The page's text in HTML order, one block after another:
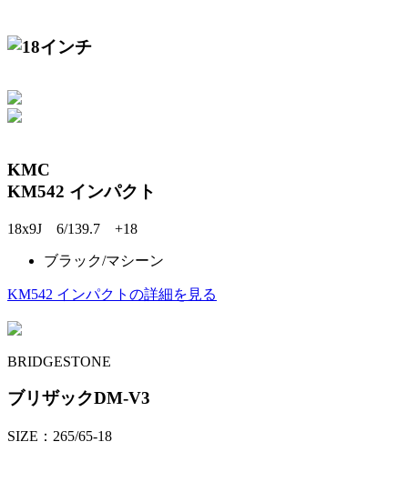
KMC
KM542 インパクト
18x9J 6/139.7 +18
ブラック/マシーン
KM542 インパクトの詳細を見る
BRIDGESTONE
ブリザックDM-V3
SIZE：265/65-18